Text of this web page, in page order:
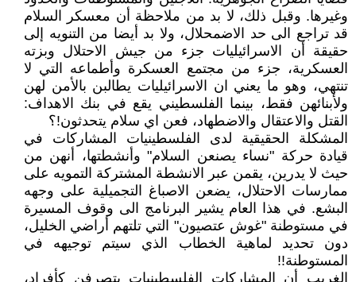
وغيرها. وقبل ذلك، لا بد من ملاحظة أن معسكر السلام
قد تراجع الى حد الاضمحلال، ولا بد أيضا من التنويه إلى
حقيقة أن الاسرائيليات جزء من جيش الاحتلال وبزته
العسكرية، جزء من مجتمع العسكرة وأطماعه التي لا
تنتهي، وهو ما يعني ان الاسرائيليات يطالبن بالأمن لهن
ولأبنائهن فقط، بينما الفلسطيني يقع في بنك الاهداف:
القتل والاعتقال والاضطهاد، فعن اي سلام يتحدثون!؟
المشكلة الحقيقية لدى الفلسطينيات المشاركات في
قيادة حركة "نساء يصنعن السلام" وأنشطتها، أنهن من
حيث لا يدرين، يقمن عبر الانشطة المشتركة التمويه على
ممارسات الاحتلال، يضعن الاصباغ التجميلية على وجهه
البشع. في هذا العام يشير البرنامج الى وقوف المسيرة
في مستوطنة "غوش عتصيون" التي تلتهم أراضي الخليل،
دون تحديد لماهية الخطاب الذي سيتم توجيهه في
المستوطنة!!
الغريب أن المشاركات الفلسطينيات يتصرفن كأفراد،